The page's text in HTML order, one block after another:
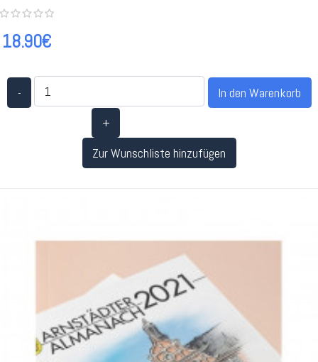
18.90€
-
+
Zur Wunschliste hinzufügen